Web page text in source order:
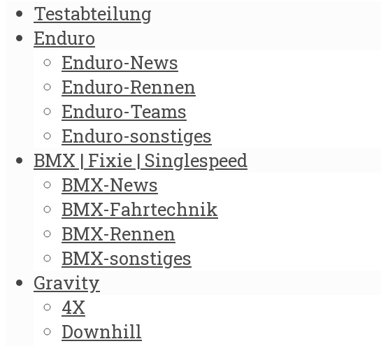
Testabteilung
Enduro
Enduro-News
Enduro-Rennen
Enduro-Teams
Enduro-sonstiges
BMX | Fixie | Singlespeed
BMX-News
BMX-Fahrtechnik
BMX-Rennen
BMX-sonstiges
Gravity
4X
Downhill